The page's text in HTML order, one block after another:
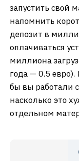
запустить свой
напомнить
депозит в
оплачиваться
миллиона
года — 0.5
бы вы работали
насколько это
отдельном